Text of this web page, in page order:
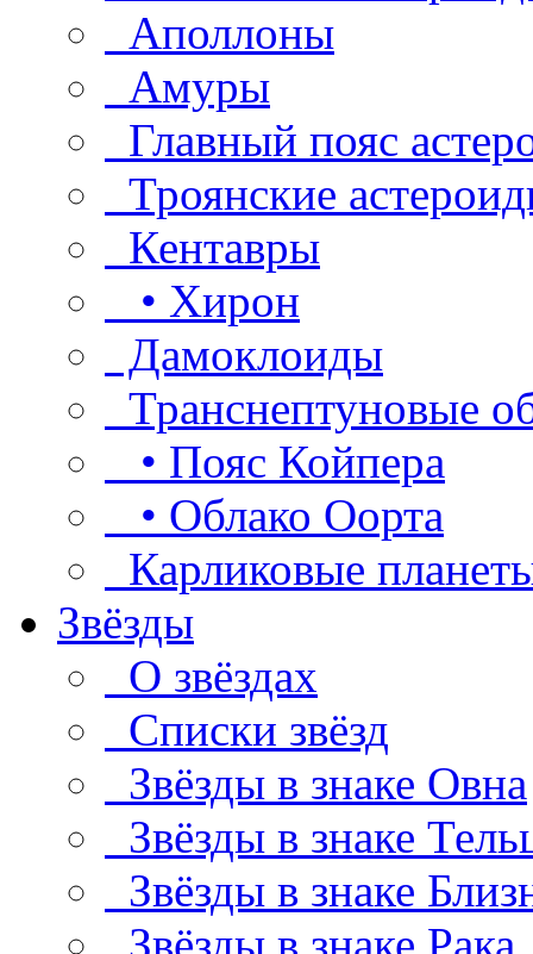
Аполлоны
Амуры
Главный пояс
Троянские
Кентавры
• Хирон
Дамоклоиды
Транснептуновые
• Пояс Койпера
• Облако Оорта
Карликовые
Звёзды
О звёздах
Списки звёзд
Звёзды в знаке Овна
Звёзды в знаке
Звёзды в знаке